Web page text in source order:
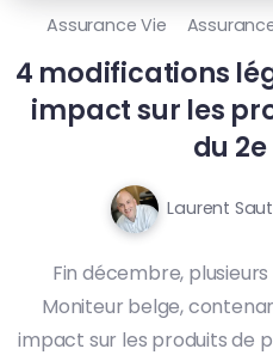
Assurance Vie
4 modifications
impact sur les
du
Laurent
Fin décembre,
Moniteur belge,
impact sur les produits de